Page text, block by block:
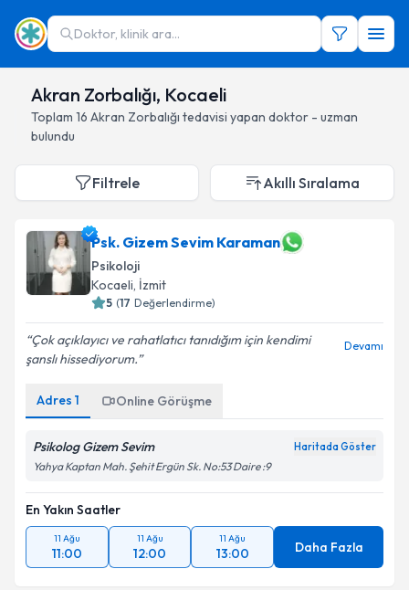
Doktor, klinik ara...
Akran Zorbalığı, Kocaeli
Toplam 16 Akran Zorbalığı tedavisi yapan doktor - uzman
bulundu
Filtrele Akıllı Sıralama
Psk. Gizem Sevim Karaman
Psikoloji
Kocaeli, İzmit
5 (17 Değerlendirme)
Çok açıklayıcı ve rahatlatıcı tanıdığım için kendimi
şanslı hissediyorum.
Devamı
Adres 1 Online Görüşme
Psikolog Gizem Sevim Haritada Göster
Yahya Kaptan Mah. Şehit Ergün Sk. No:53 Daire :9
En Yakın Saatler
11 Ağu
11:00
11 Ağu
12:00
11 Ağu
13:00 Daha Fazla